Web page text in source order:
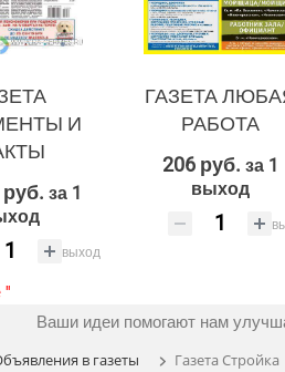
И
руб. за 1
выход
ГАЗЕТА
РАБОТА
206 руб. за 1
выход
''
Ваши идеи помогают нам
в газеты Газета Стройка